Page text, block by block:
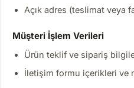
Açık adres (teslimat veya
Müşteri İşlem Verileri
Ürün teklif ve sipariş
İletişim formu içerikleri ve